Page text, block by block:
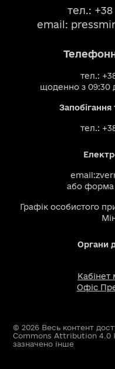
тел.:
email:
тел.:
щоденно з 09:30
Запобігання
тел.:
email:
або форма
Графік особистого
Органи
Кабінет
Офіс
© 2026 Весь контент
Commons Attribution 4.0
зазначено інше